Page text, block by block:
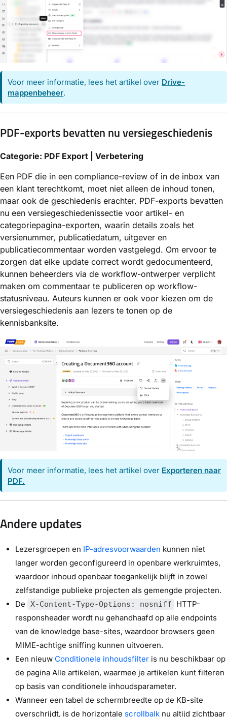
Voor meer informatie, lees het artikel over Drive-
mappenbeheer.
PDF-exports bevatten nu versiegeschiedenis
Categorie: PDF Export | Verbetering
Een PDF die in een compliance-review of in de inbox van
een klant terechtkomt, moet niet alleen de inhoud tonen,
maar ook de geschiedenis erachter. PDF-exports bevatten
nu een versiegeschiedenissectie voor artikel- en
categoriepagina-exporten, waarin details zoals het
versienummer, publicatiedatum, uitgever en
publicatiecommentaar worden vastgelegd. Om ervoor te
zorgen dat elke update correct wordt gedocumenteerd,
kunnen beheerders via de workflow-ontwerper verplicht
maken om commentaar te publiceren op workflow-
statusniveau. Auteurs kunnen er ook voor kiezen om de
versiegeschiedenis aan lezers te tonen op de
kennisbanksite.
Voor meer informatie, lees het artikel over Exporteren naar
PDF.
Andere updates
Lezersgroepen en IP-adresvoorwaarden kunnen niet
langer worden geconfigureerd in openbare werkruimtes,
waardoor inhoud openbaar toegankelijk blijft in zowel
zelfstandige publieke projecten als gemengde projecten.
De
X-Content-Type-Options: nosniff
HTTP-
responsheader wordt nu gehandhaafd op alle endpoints
van de knowledge base-sites, waardoor browsers geen
MIME-achtige sniffing kunnen uitvoeren.
Een nieuw Conditionele inhoudsfilter is nu beschikbaar op
de pagina Alle artikelen, waarmee je artikelen kunt filteren
op basis van conditionele inhoudsparameter.
Wanneer een tabel de schermbreedte op de KB-site
overschrijdt, is de horizontale scrollbalk nu altijd zichtbaar